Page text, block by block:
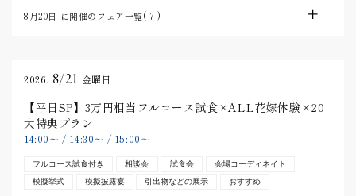
8月20日 に開催のフェア一覧(7 )
2026. 8/21 金曜日
【平日SP】3万円相当フルコース試食×ALL花嫁体験×20
大特典プラン
14:00〜 / 14:30〜 / 15:00〜
フルコース試食付き 相談会 試食会
会場コーディネイト
模擬挙式
模擬披露宴 引出物などの展示 おすすめ